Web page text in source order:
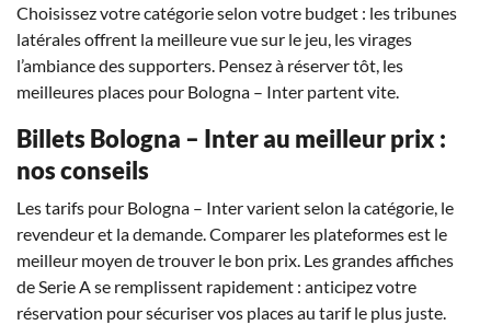
Choisissez votre catégorie selon votre budget : les tribunes
latérales offrent la meilleure vue sur le jeu, les virages
l’ambiance des supporters. Pensez à réserver tôt, les
meilleures places pour Bologna – Inter partent vite.
Billets Bologna – Inter au meilleur prix :
nos conseils
Les tarifs pour Bologna – Inter varient selon la catégorie, le
revendeur et la demande. Comparer les plateformes est le
meilleur moyen de trouver le bon prix. Les grandes affiches
de Serie A se remplissent rapidement : anticipez votre
réservation pour sécuriser vos places au tarif le plus juste.